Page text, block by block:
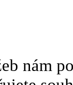
nám